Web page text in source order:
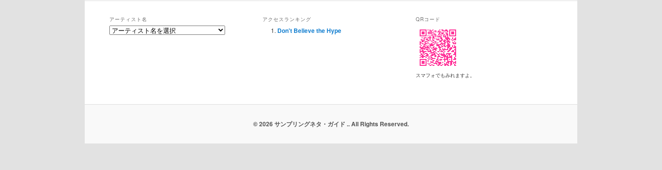
アーティスト名 アクセスランキング
Don't Believe the Hype
QRコード
スマフォでもみれますよ。
© 2026 サンプリングネタ・ガイド .. All Rights Reserved.